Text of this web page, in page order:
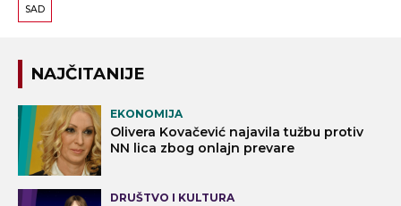
SAD
NAJČITANIJE
EKONOMIJA
Olivera Kovačević najavila tužbu protiv
NN lica zbog onlajn prevare
DRUŠTVO I KULTURA